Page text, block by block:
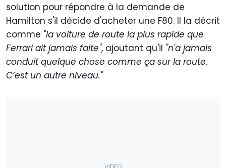
solution pour répondre à la demande de
Hamilton s'il décide d'acheter une F80. Il la décrit
comme "la voiture de route la plus rapide que
Ferrari ait jamais faite", ajoutant qu'il "n'a jamais
conduit quelque chose comme ça sur la route.
C’est un autre niveau."